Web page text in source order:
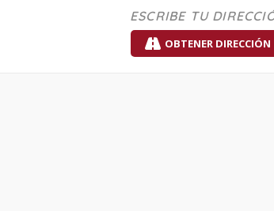
OBTENER DIRECCIÓN